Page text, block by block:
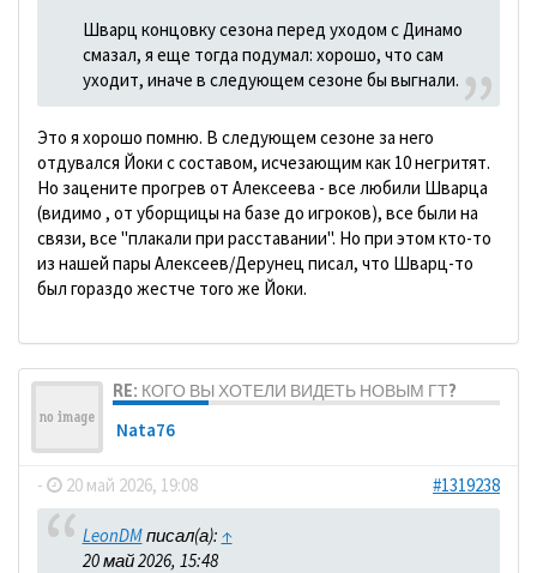
Шварц концовку сезона перед уходом с Динамо
смазал, я еще тогда подумал: хорошо, что сам
уходит, иначе в следующем сезоне бы выгнали.
Это я хорошо помню. В следующем сезоне за него
отдувался Йоки с составом, исчезающим как 10 негритят.
Но зацените прогрев от Алексеева - все любили Шварца
(видимо , от уборщицы на базе до игроков), все были на
связи, все "плакали при расставании". Но при этом кто-то
из нашей пары Алексеев/Дерунец писал, что Шварц-то
был гораздо жестче того же Йоки.
RE: КОГО ВЫ ХОТЕЛИ ВИДЕТЬ НОВЫМ ГТ?
Nata76
- 20 май 2026, 19:08 #1319238
LeonDMписал(а): ↑
20 май 2026, 15:48